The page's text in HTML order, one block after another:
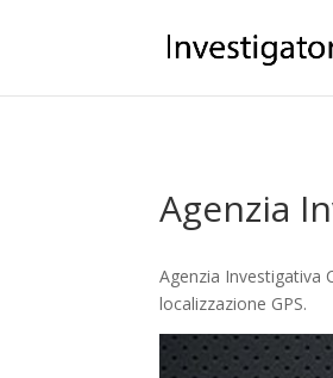
Agenzia
Agenzia Investigativa
localizzazione GPS.